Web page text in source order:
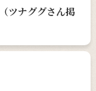
ツナググさん掲